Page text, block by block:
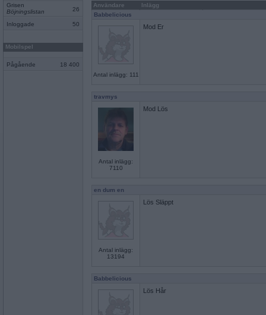
Grisen
Böjningslistan
26
Inloggade 50
Mobilspel
Pågående 18 400
Användare
Inlägg
Babbelicious
Antal inlägg: 111
Mod Er
travmys
Antal inlägg:
7110
Mod Lös
en dum en
Antal inlägg:
13194
Lös Släppt
Babbelicious
Lös Hår